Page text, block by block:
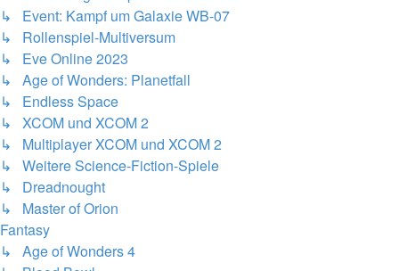
↳ Event: Kampf um Galaxie WB-07
↳ Rollenspiel-Multiversum
↳ Eve Online 2023
↳ Age of Wonders: Planetfall
↳ Endless Space
↳ XCOM und XCOM 2
↳ Multiplayer XCOM und XCOM 2
↳ Weitere Science-Fiction-Spiele
↳ Dreadnought
↳ Master of Orion
Fantasy
↳ Age of Wonders 4